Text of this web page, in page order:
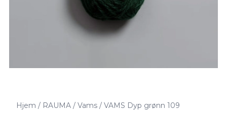
Hjem / RAUMA / Vams / VAMS Dyp grønn 109